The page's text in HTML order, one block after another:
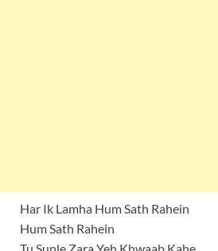
Har Ik Lamha Hum Sath Rahein
Hum Sath Rahein